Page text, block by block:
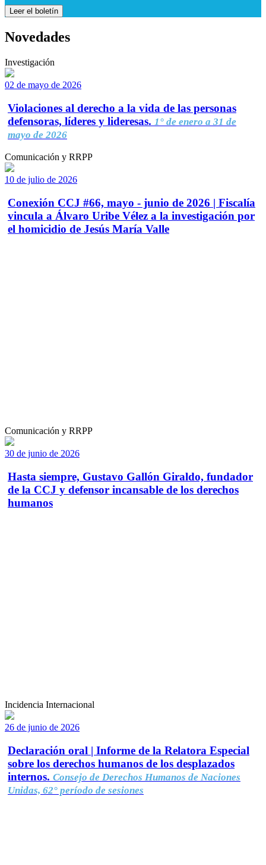
Leer el boletín
Novedades
Investigación
02 de mayo de 2026
Violaciones al derecho a la vida de las personas
defensoras, líderes y lideresas. 1° de enero a 31 de
mayo de 2026
Comunicación y RRPP
10 de julio de 2026
Conexión CCJ #66, mayo - junio de 2026 | Fiscalía
vincula a Álvaro Uribe Vélez a la investigación por
el homicidio de Jesús María Valle
Comunicación y RRPP
30 de junio de 2026
Hasta siempre, Gustavo Gallón Giraldo, fundador
de la CCJ y defensor incansable de los derechos
humanos
Incidencia Internacional
26 de junio de 2026
Declaración oral | Informe de la Relatora Especial
sobre los derechos humanos de los desplazados
internos. Consejo de Derechos Humanos de Naciones
Unidas, 62° período de sesiones